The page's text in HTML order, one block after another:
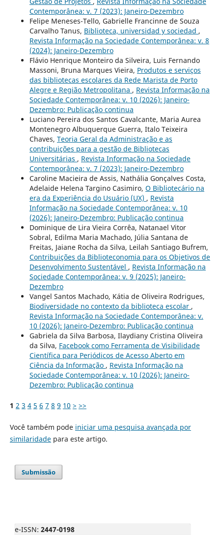
Contemporânea: v. 7 (2023): Janeiro-Dezembro
Felipe Meneses-Tello, Gabrielle Francinne de Souza
Carvalho Tanus, Biblioteca, universidad y sociedad ,
Revista Informação na Sociedade Contemporânea: v. 8
(2024): Janeiro-Dezembro
Flávio Henrique Monteiro da Silveira, Luis Fernando
Massoni, Bruna Marques Vieira, Produtos e serviços
das bibliotecas escolares da Rede Marista de Porto
Alegre e Região Metropolitana , Revista Informação na
Sociedade Contemporânea: v. 10 (2026): Janeiro-
Dezembro: Publicação continua
Luciano Pereira dos Santos Cavalcante, Maria Aurea
Montenegro Albuquerque Guerra, Italo Teixeira
Chaves, Teoria Geral da Administração e as
contribuições para a gestão de Bibliotecas
Universitárias , Revista Informação na Sociedade
Contemporânea: v. 7 (2023): Janeiro-Dezembro
Caroline Macieira de Assis, Nathália Gonçalves Costa,
Adelaide Helena Targino Casimiro, O Bibliotecário na
era da Experiência do Usuário (UX) , Revista
Informação na Sociedade Contemporânea: v. 10
(2026): Janeiro-Dezembro: Publicação continua
Dominique de Lira Vieira Corrêa, Natanael Vitor
Sobral, Edilma Maria Machado, Júlia Santana de
Freitas, Jaiane Rocha da Silva, Leilah Santiago Bufrem,
Contribuições da Biblioteconomia para os Objetivos de
Desenvolvimento Sustentável , Revista Informação na
Sociedade Contemporânea: v. 9 (2025): Janeiro-
Dezembro
Vangel Santos Machado, Kátia de Oliveira Rodrigues,
Biodiversidade no contexto da biblioteca escolar ,
Revista Informação na Sociedade Contemporânea: v.
10 (2026): Janeiro-Dezembro: Publicação continua
Gabriela da Silva Barbosa, Ilaydiany Cristina Oliveira
da Silva, Facebook como Ferramenta de Visibilidade
Científica para Periódicos de Acesso Aberto em
Ciência da Informação , Revista Informação na
Sociedade Contemporânea: v. 10 (2026): Janeiro-
Dezembro: Publicação continua
1 2 3 4 5 6 7 8 9 10 > >>
Você também pode iniciar uma pesquisa avançada por
similaridadepara este artigo.
Submissão
e-ISSN: 2447-0198